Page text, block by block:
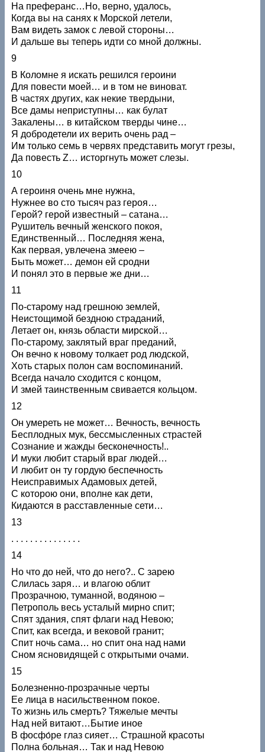
На преферанс…Но, верно, удалось,
Когда вы на санях к Морской летели,
Вам видеть замок с левой стороны…
И дальше вы теперь идти со мной должны.
9
В Коломне я искать решился героини
Для повести моей… и в том не виноват.
В частях других, как некие твердыни,
Все дамы неприступны… как булат
Закалены… в китайском тверды чине…
Я добродетели их верить очень рад –
Им только семь в червях представить могут грезы,
Да повесть Z… исторгнуть может слезы.
10
А героиня очень мне нужна,
Нужнее во сто тысяч раз героя…
Герой? герой известный – сатана…
Рушитель вечный женского покоя,
Единственный… Последняя жена,
Как первая, увлечена змеею –
Быть может… демон ей сродни
И понял это в первые же дни…
11
По-старому над грешною землей,
Неистощимой бездною страданий,
Летает он, князь области мирской…
По-старому, заклятый враг преданий,
Он вечно к новому толкает род людской,
Хоть старых полон сам воспоминаний.
Всегда начало сходится с концом,
И змей таинственным свивается кольцом.
12
Он умереть не может… Вечность, вечность
Бесплодных мук, бессмысленных страстей
Сознание и жажды бесконечность!..
И муки любит старый враг людей…
И любит он ту гордую беспечность
Неисправимых Адамовых детей,
С которою они, вполне как дети,
Кидаются в расставленные сети…
13
. . . . . . . . . . . . . . .
14
Но что до ней, что до него?.. С зарею
Слилась заря… и влагою облит
Прозрачною, туманной, водяною –
Петрополь весь усталый мирно спит;
Спят здания, спят флаги над Невою;
Спит, как всегда, и вековой гранит;
Спит ночь сама… но спит она над нами
Сном ясновидящей с открытыми очами.
15
Болезненно-прозрачные черты
Ее лица в насильственном покое.
То жизнь иль смерть? Тяжелые мечты
Над ней витают…Бытие иное
В фосфо́ре глаз сияет… Страшной красоты
Полна больная… Так и над Невою